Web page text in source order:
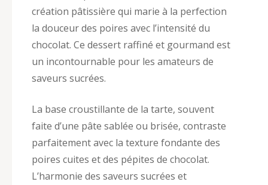
création pâtissière qui marie à la perfection
la douceur des poires avec l’intensité du
chocolat. Ce dessert raffiné et gourmand est
un incontournable pour les amateurs de
saveurs sucrées.
La base croustillante de la tarte, souvent
faite d’une pâte sablée ou brisée, contraste
parfaitement avec la texture fondante des
poires cuites et des pépites de chocolat.
L’harmonie des saveurs sucrées et